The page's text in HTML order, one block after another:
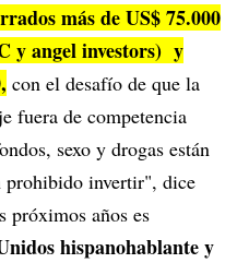
más de US$ 75.000
y angel investors) y
con el desafío de que la
fuera de competencia
sexo y drogas están
prohibido invertir", dice
próximos años es
hispanohablante y